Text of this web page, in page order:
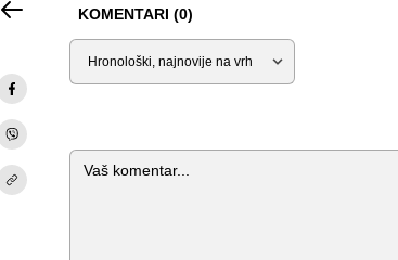
KOMENTARI (0)
Sortiraj
Komentar